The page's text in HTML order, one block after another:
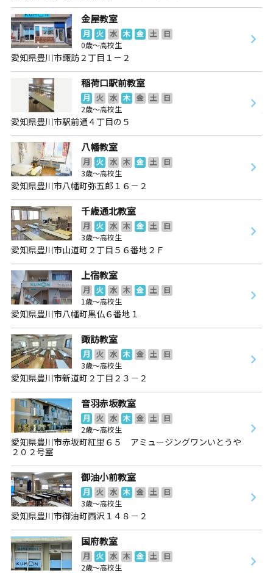
金屋教室
月 火 水 木 金 土
日
0歳～高校生
愛知県豊川市諏訪２丁目１－２
稲荷口駅前教室
月 火 水 木 金 土
日
2歳～高校生
愛知県豊川市駅前通４丁目の５
八幡教室
月 火 水 木 金 土
日
3歳～高校生
愛知県豊川市八幡町弥五郎１６－２
千歳通北教室
月 火 水 木 金 土
日
3歳～高校生
愛知県豊川市山道町２丁目５６番地２Ｆ
上宿教室
月 火 水 木 金 土
日
1歳～高校生
愛知県豊川市八幡町黒仏６番地１
諏訪教室
月 火 水 木 金 土
日
3歳～高校生
愛知県豊川市新道町２丁目２３－２
音羽赤坂教室
月 火 水 木 金 土
日
2歳～高校生
愛知県豊川市赤坂町紅里６５ アミュージングワンいとうや
２０２号室
御油小前教室
月 火 水 木 金 土
日
3歳～高校生
愛知県豊川市御油町西沢１４８－２
国府教室
月 火 水 木 金 土
日
2歳～高校生